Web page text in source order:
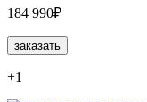
184 990₽
заказать
+1